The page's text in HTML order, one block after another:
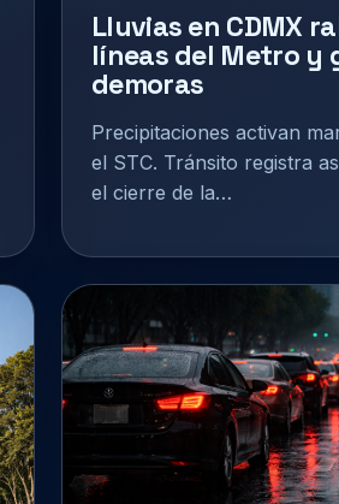
Lluvias en CDMX
líneas del Metro y
demoras
Precipitaciones activan
el STC. Tránsito registra
el cierre de la…